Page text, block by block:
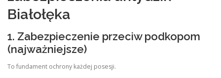
Białołęka
1. Zabezpieczenie przeciw podkopom
(najważniejsze)
To fundament ochrony każdej posesji.